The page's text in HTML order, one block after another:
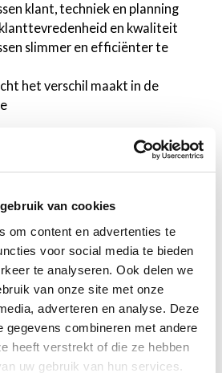
van cookies
om content en advertenties te
voor social media te bieden
te analyseren. Ook delen we
van onze site met onze
adverteren en analyse. Deze
gegevens combineren met andere
heeft verstrekt of die ze hebben
uw gebruik van hun services.
klant, techniek en planning
en kwaliteit
slimmer en efficiënter te
het verschil maakt in de
processen.
rol (service, planning,
en houdt overzicht
sterk en klantgericht
en pakt door
handelt proactief